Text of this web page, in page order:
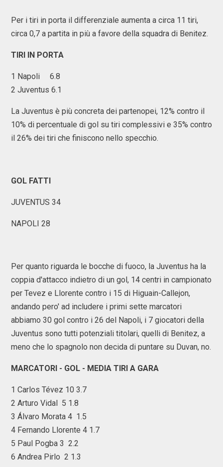
Per i tiri in porta il differenziale aumenta a circa 11 tiri,
circa 0,7 a partita in più a favore della squadra di Benitez.
TIRI IN PORTA
1 Napoli 6.8
2 Juventus 6.1
La Juventus è più concreta dei partenopei, 12% contro il
10% di percentuale di gol su tiri complessivi e 35% contro
il 26% dei tiri che finiscono nello specchio.
GOL FATTI
JUVENTUS 34
NAPOLI 28
Per quanto riguarda le bocche di fuoco, la Juventus ha la
coppia d'attacco indietro di un gol, 14 centri in campionato
per Tevez e Llorente contro i 15 di Higuain-Callejon,
andando pero' ad includere i primi sette marcatori
abbiamo 30 gol contro i 26 del Napoli, i 7 giocatori della
Juventus sono tutti potenziali titolari, quelli di Benitez, a
meno che lo spagnolo non decida di puntare su Duvan, no.
MARCATORI - GOL - MEDIA TIRI A GARA
1 Carlos Tévez 10 3.7
2 Arturo Vidal 5 1.8
3 Álvaro Morata 4 1.5
4 Fernando Llorente 4 1.7
5 Paul Pogba 3 2.2
6 Andrea Pirlo 2 1.3